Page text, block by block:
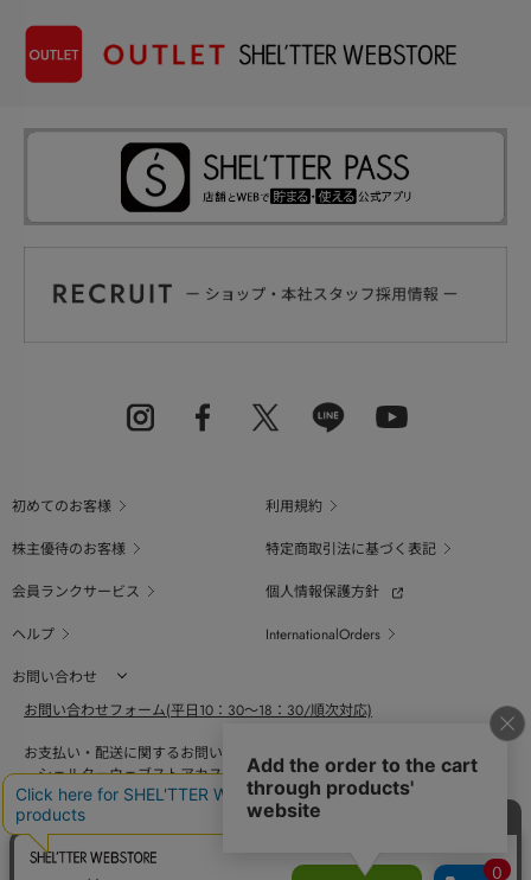
初めてのお客様
利用規約
株主優待のお客様
特定商取引法に基づく表記
会員ランクサービス
個人情報保護方針
ヘルプ
InternationalOrders
お問い合わせ
お問い合わせフォーム(平日10：30～18：30/順次対応)
お支払い・配送に関するお問い合わせ（平日10：30～18：00）
シェルターウェブストアカスタマーセンター
0800-123-6820
商品の素材、サイズ、仕様等に関するお問い合せ（平日10：30～18：00）
バロックジャパンリミテッドコールセンター
03-6730-9191